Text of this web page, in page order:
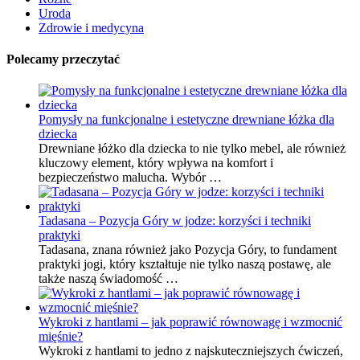
Uroda
Zdrowie i medycyna
Polecamy przeczytać
Pomysły na funkcjonalne i estetyczne drewniane łóżka dla
dziecka
Drewniane łóżko dla dziecka to nie tylko mebel, ale również
kluczowy element, który wpływa na komfort i
bezpieczeństwo malucha. Wybór …
Tadasana – Pozycja Góry w jodze: korzyści i techniki
praktyki
Tadasana, znana również jako Pozycja Góry, to fundament
praktyki jogi, który kształtuje nie tylko naszą postawę, ale
także naszą świadomość …
Wykroki z hantlami – jak poprawić równowagę i wzmocnić
mięśnie?
Wykroki z hantlami to jedno z najskuteczniejszych ćwiczeń,